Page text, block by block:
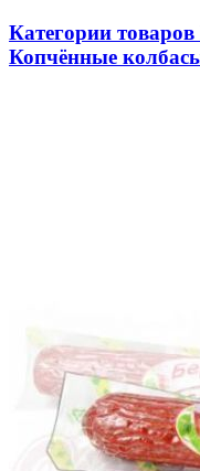
Категории товаров
Копчённые